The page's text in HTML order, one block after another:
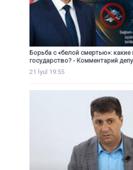
Борьба с «белой смертью»:
государство? - Комментарий
21 İyul 19:55